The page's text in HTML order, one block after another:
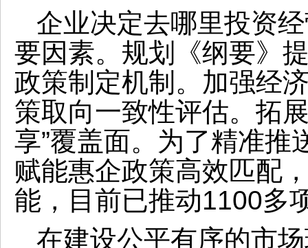
企业决定去哪里投资
要因素。规划《纲要》
政策制定机制。加强经
策取向一致性评估。拓
享”覆盖面。为了精准推
赋能惠企政策高效匹配
能，目前已推动1100多
在建设公平有序的市